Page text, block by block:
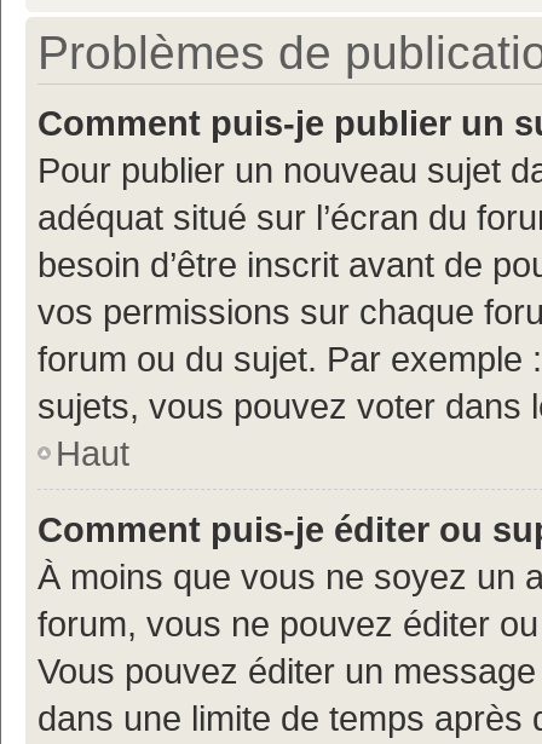
Problèmes de
Comment puis-je publier un
Pour publier un nouveau sujet
adéquat situé sur l’écran du
besoin d’être inscrit avant de
vos permissions sur chaque
forum ou du sujet. Par
sujets, vous pouvez voter dans
Haut
Comment puis-je éditer ou
À moins que vous ne soyez un
forum, vous ne pouvez éditer
Vous pouvez éditer un
dans une limite de temps après